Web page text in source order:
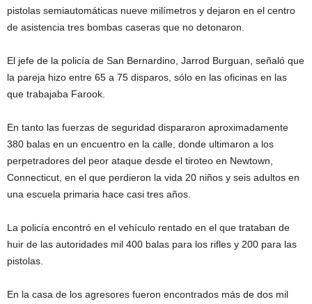
pistolas semiautomáticas nueve milímetros y dejaron en el centro
de asistencia tres bombas caseras que no detonaron.
El jefe de la policía de San Bernardino, Jarrod Burguan, señaló que
la pareja hizo entre 65 a 75 disparos, sólo en las oficinas en las
que trabajaba Farook.
En tanto las fuerzas de seguridad dispararon aproximadamente
380 balas en un encuentro en la calle, donde ultimaron a los
perpetradores del peor ataque desde el tiroteo en Newtown,
Connecticut, en el que perdieron la vida 20 niños y seis adultos en
una escuela primaria hace casi tres años.
La policía encontró en el vehículo rentado en el que trataban de
huir de las autoridades mil 400 balas para los rifles y 200 para las
pistolas.
En la casa de los agresores fueron encontrados más de dos mil